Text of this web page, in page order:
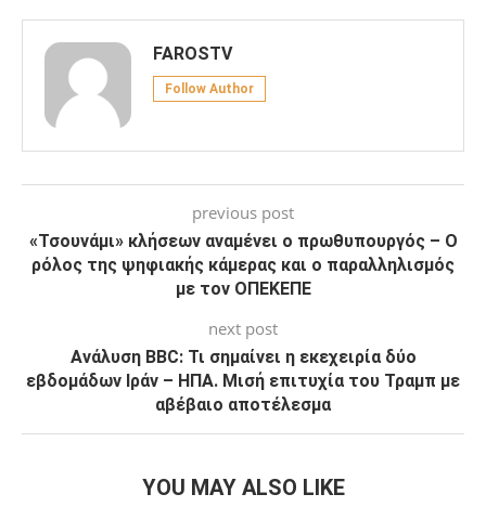
FAROSTV
Follow Author
previous post
«Τσουνάμι» κλήσεων αναμένει ο πρωθυπουργός – Ο
ρόλος της ψηφιακής κάμερας και ο παραλληλισμός
με τον ΟΠΕΚΕΠΕ
next post
Ανάλυση BBC: Τι σημαίνει η εκεχειρία δύο
εβδομάδων Ιράν – ΗΠΑ. Μισή επιτυχία του Τραμπ με
αβέβαιο αποτέλεσμα
YOU MAY ALSO LIKE